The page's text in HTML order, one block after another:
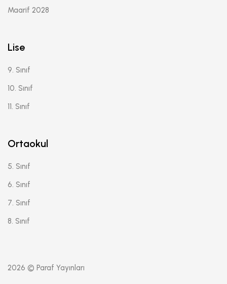
Maarif 2028
Lise
9. Sınıf
10. Sınıf
11. Sınıf
Ortaokul
5. Sınıf
6. Sınıf
7. Sınıf
8. Sınıf
2026 © Paraf Yayınları